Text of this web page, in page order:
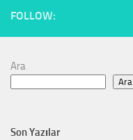
FOLLOW:
Ara
Ara
Son Yazılar